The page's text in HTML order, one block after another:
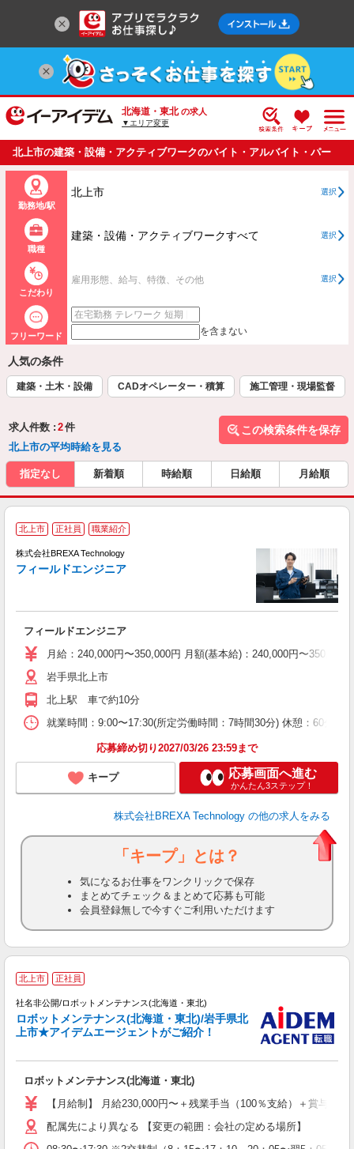
北海道・東北 の求人
▼エリア変更
北上市の建築・設備・アクティブワークのバイト・アルバイト・パー
トの求人情報一覧
勤務地/駅
北上市 選択
職種
建築・設備・アクティブワークすべて 選択
こだわり
雇用形態、給与、特徴、その他 選択
フリーワード を含まない
人気の条件
建築・土木・設備 CADオペレーター・積算 施工管理・現場監督
求人件数 : 2件
北上市の平均時給を見る
この検索条件を保存
指定なし 新着順 時給順 日給順 月給順
北上市 正社員 職業紹介
株式会社BREXA Technology
フィールドエンジニア
フィールドエンジニア
月給：240,000円〜350,000円 月額(基本給)：240,000円〜
岩手県北上市
北上駅 車で約10分
就業時間：9:00〜17:30(所定労働時間：7時間30分) 休憩：60分
応募締め切り2027/03/26 23:59まで
キープ 応募画面へ進む
かんたん3ステップ！
株式会社BREXA Technology の他の求人をみる
「キープ」とは？
気になるお仕事をワンクリックで保存
まとめてチェック＆まとめて応募も可能
会員登録無しで今すぐご利用いただけます
北上市 正社員
社名非公開/ロボットメンテナンス(北海道・東北)
ロボットメンテナンス(北海道・東北)/岩手県北
上市★アイデムエージェントがご紹介！
ロボットメンテナンス(北海道・東北)
【月給制】 月給230,000円〜＋残業手当（100％支給）＋賞与2
配属先により異なる 【変更の範囲：会社の定める場所】